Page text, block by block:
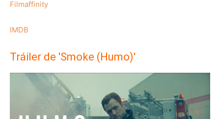
Filmaffinity
IMDB
Tráiler de 'Smoke (Humo)'